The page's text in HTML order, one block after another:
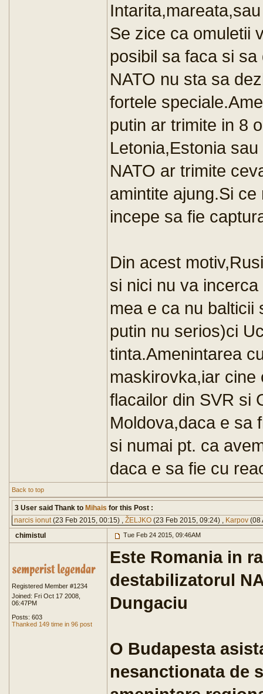
Se zice ca omuletii
posibil sa faca si
NATO nu sta sa
fortele
putin ar trimite in 8
Letonia,Estonia
NATO ar trimite
amintite ajung.Si
incepe sa fie
Din acest
si nici nu va
mea e ca nu balticii
putin nu serios)ci
tinta.Amenintarea
maskirovka,iar cine
flacailor din SVR si
Moldova,daca e sa
si numai pt. ca
daca e sa fie cu
Back to top
3 User said Thank to Mihais for this Post :
narcis ionut(23 Feb 2015, 00:15) , ŽELJKO (23 Feb 2015, 09:24) , Karpov (08
chimistul
Tue Feb 24 2015, 09:46AM
Registered Member #1234
Joined: Fri Oct 17 2008,
06:47PM
Posts: 603
Thanked 149 time in 96 post
Este Romania in
destabilizatorul
Dungaciu
O Budapesta
nesanctionata de